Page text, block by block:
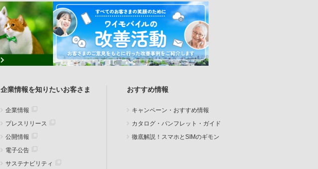
企業情報を知りたいお客さま
企業情報
プレスリリース
公開情報
電子公告
サステナビリティ
おすすめ情報
キャンペーン・おすすめ情報
カタログ・パンフレット・ガイド
徹底解説！スマホとSIMのギモン